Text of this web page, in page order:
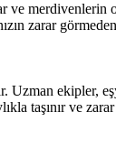
ve merdivenlerin
zarar
ekipler,
taşınır ve